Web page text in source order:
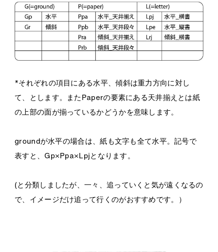
*それぞれの項目にある水平、傾斜は重力方向に対し
て、とします。またPaperの要素にある天井揃えとは紙
の上部の面が揃っているかどうかを意味します。
groundが水平の場合は、紙も文字も全て水平。記号で
表すと、 Gp×Ppa×Lpjとなります。
(と分類しましたが、一々、追っていくと気が遠くなるの
で、イメージだけ追って行くのがおすすめです。）